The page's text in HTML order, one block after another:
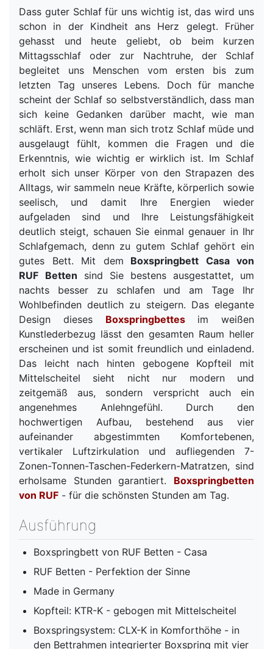
Dass guter Schlaf für uns wichtig ist, das wird uns
schon in der Kindheit ans Herz gelegt. Früher
gehasst und heute geliebt, ob beim kurzen
Mittagsschlaf oder zur Nachtruhe, der Schlaf
begleitet uns Menschen vom ersten bis zum
letzten Tag unseres Lebens. Doch für manche
scheint der Schlaf so selbstverständlich, dass man
sich keine Gedanken darüber macht, wie man
schläft. Erst, wenn man sich trotz Schlaf müde und
ausgelaugt fühlt, kommen die Fragen und die
Erkenntnis, wie wichtig er wirklich ist. Im Schlaf
erholt sich unser Körper von den Strapazen des
Alltags, wir sammeln neue Kräfte, körperlich sowie
seelisch, und damit Ihre Energien wieder
aufgeladen sind und Ihre Leistungsfähigkeit
deutlich steigt, schauen Sie einmal genauer in Ihr
Schlafgemach, denn zu gutem Schlaf gehört ein
gutes Bett. Mit dem Boxspringbett Casa von
RUF Betten sind Sie bestens ausgestattet, um
nachts besser zu schlafen und am Tage Ihr
Wohlbefinden deutlich zu steigern. Das elegante
Design dieses Boxspringbettesim weißen
Kunstlederbezug lässt den gesamten Raum heller
erscheinen und ist somit freundlich und einladend.
Das leicht nach hinten gebogene Kopfteil mit
Mittelscheitel sieht nicht nur modern und
zeitgemäß aus, sondern verspricht auch ein
angenehmes Anlehngefühl. Durch den
hochwertigen Aufbau, bestehend aus vier
aufeinander abgestimmten Komfortebenen,
vertikaler Luftzirkulation und aufliegenden 7-
Zonen-Tonnen-Taschen-Federkern-Matratzen, sind
erholsame Stunden garantiert. Boxspringbetten
von RUF - für die schönsten Stunden am Tag.
Ausführung
Boxspringbett von RUF Betten - Casa
RUF Betten - Perfektion der Sinne
Made in Germany
Kopfteil: KTR-K - gebogen mit Mittelscheitel
Boxspringsystem: CLX-K in Komforthöhe - in
den Bettrahmen integrierter Boxspring mit vier